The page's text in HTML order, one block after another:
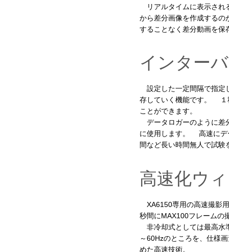
リアルタイムに表示さ
から差分画像を作成するの
することなく差分動画を保
インター
設定した一定間隔で指定
存していく機能です。 １
ことができます。
データロガーのように差
に使用します。 高速にデ
間など長い時間無人で試験
高速化ウ
XA6150専用の高速撮影
秒間にMAX100フレームの
非冷却式としては最高水
～60Hzのところを、仕様
めた高速技術。